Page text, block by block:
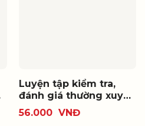
Luyện tập kiểm tra,
đánh giá thường xuyên
và định kì Ngữ văn 11
56.000 VNĐ